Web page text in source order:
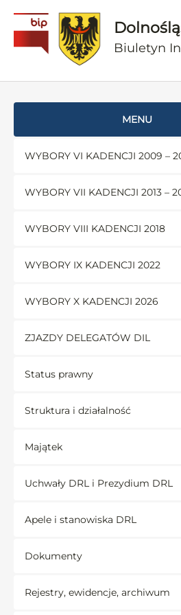
Biuletyn
MENU
WYBORY VI KADENCJI 2009 –
WYBORY VII KADENCJI 2013 –
WYBORY VIII KADENCJI 2018
WYBORY IX KADENCJI 2022
WYBORY X KADENCJI 2026
ZJAZDY DELEGATÓW DIL
Status prawny
Struktura i działalność
Majątek
Uchwały DRL i Prezydium DRL
Apele i stanowiska DRL
Dokumenty
Rejestry, ewidencje, archiwum